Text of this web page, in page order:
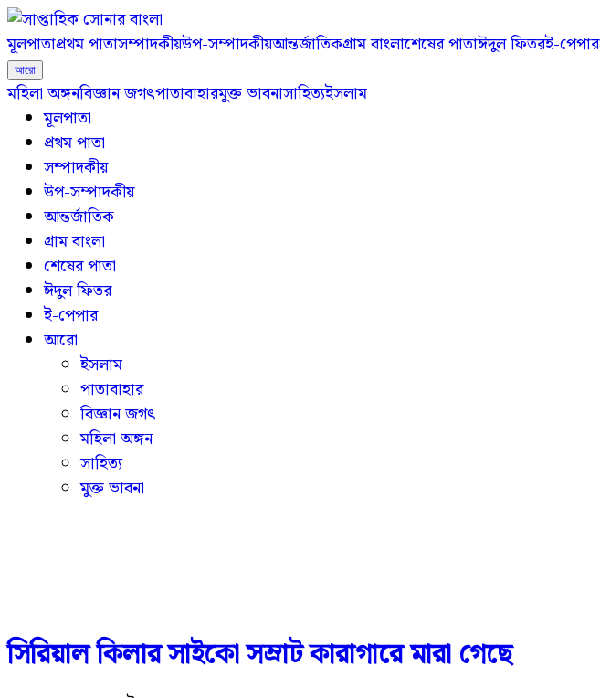
মূলপাতাপ্রথম পাতাসম্পাদকীয়উপ-সম্পাদকীয়আন্তর্জাতিকগ্রাম বাংলাশেষের পাতাঈদুল ফিতরই-পেপার
আরো
মহিলা অঙ্গনবিজ্ঞান জগৎপাতাবাহারমুক্ত ভাবনাসাহিত্যইসলাম
মূলপাতা
প্রথম পাতা
সম্পাদকীয়
উপ-সম্পাদকীয়
আন্তর্জাতিক
গ্রাম বাংলা
শেষের পাতা
ঈদুল ফিতর
ই-পেপার
আরো
ইসলাম
পাতাবাহার
বিজ্ঞান জগৎ
মহিলা অঙ্গন
সাহিত্য
মুক্ত ভাবনা
সিরিয়াল কিলার সাইকো সম্রাট কারাগারে মারা গেছে